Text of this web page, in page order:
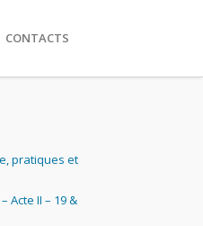
CONTACTS
pratiques et
Acte II – 19 &